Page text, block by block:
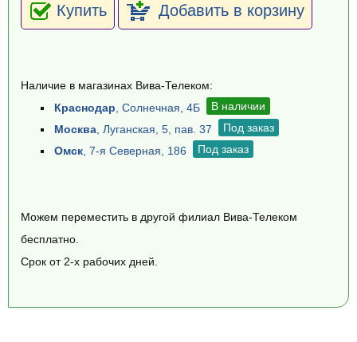
Купить Добавить в корзину
Наличие в магазинах Вива-Телеком:
Краснодар, Солнечная, 4Б
В наличии
Москва, Луганская, 5, пав. 37
Под заказ
Омск, 7-я Северная, 186 Под заказ
Можем переместить в другой филиал Вива-Телеком
бесплатно.
Срок от 2-х рабочих дней.